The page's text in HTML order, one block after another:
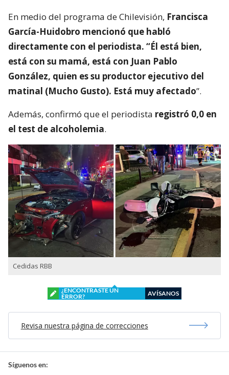
En medio del programa de Chilevisión, Francisca
García-Huidobro mencionó que habló
directamente con el periodista. “Él está bien,
está con su mamá, está con Juan Pablo
González, quien es su productor ejecutivo del
matinal (Mucho Gusto). Está muy afectado”.
Además, confirmó que el periodista registró 0,0 en
el test de alcoholemia.
Cedidas RBB
¿ENCONTRASTE UN
ERROR?
AVÍSANOS
Revisa nuestra página de correcciones
Síguenos en: